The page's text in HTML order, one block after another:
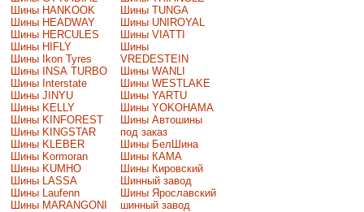
Шины HANKOOK
Шины HEADWAY
Шины HERCULES
Шины HIFLY
Шины Ikon Tyres
Шины INSA TURBO
Шины Interstate
Шины JINYU
Шины KELLY
Шины KINFOREST
Шины KINGSTAR
Шины KLEBER
Шины Kormoran
Шины KUMHO
Шины LASSA
Шины Laufenn
Шины MARANGONI
Шины TUNGA
Шины UNIROYAL
Шины VIATTI
Шины
VREDESTEIN
Шины WANLI
Шины WESTLAKE
Шины YARTU
Шины YOKOHAMA
Шины Автошины
под заказ
Шины БелШина
Шины КАМА
Шины Кировский
Шинный завод
Шины Ярославский
шинный завод